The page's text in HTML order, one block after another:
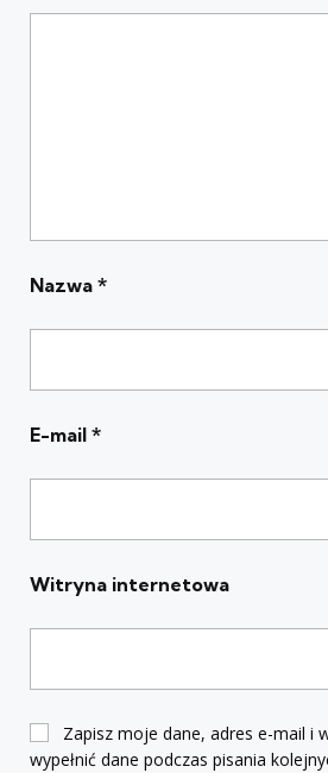
Nazwa *
E-mail *
Witryna internetowa
Zapisz moje dane, adres e-mail i
wypełnić dane podczas pisania